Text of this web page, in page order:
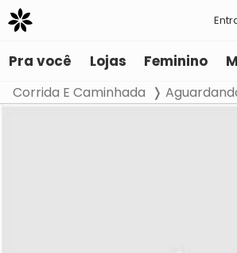
Pra você Lojas Feminino
Corrida E Caminhada